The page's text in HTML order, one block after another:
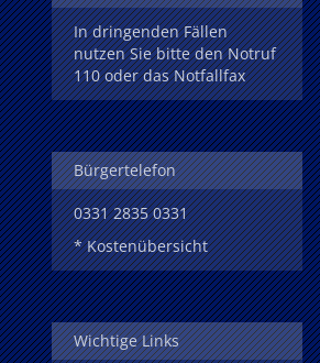
In dringenden Fällen
nutzen Sie bitte den Notruf
110 oder das Notfallfax
Bürgertelefon
0331 2835 0331
* Kostenübersicht
Wichtige Links